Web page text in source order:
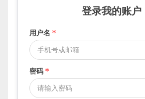
登录我的账户
用户名 *
密码 *